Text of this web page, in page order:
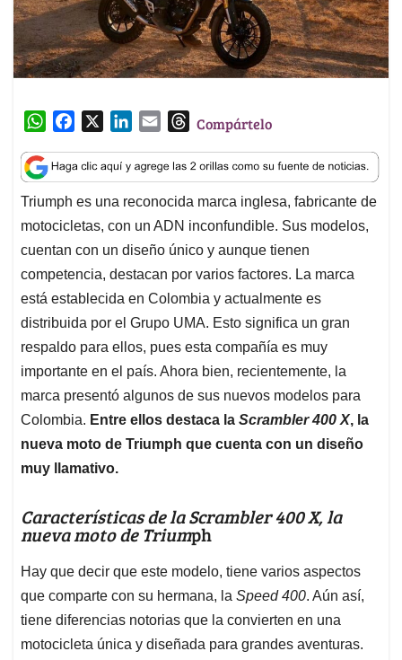
W
a
t
s
A
p
p
c
e
b
o
o
k
n
k
e
d
I
n
a
i
l
T
r
e
a
d
s
Compártelo
Triumph es una reconocida marca inglesa, fabricante de
motocicletas, con un ADN inconfundible. Sus modelos,
cuentan con un diseño único y aunque tienen
competencia, destacan por varios factores. La marca
está establecida en Colombia y actualmente es
distribuida por el Grupo UMA. Esto significa un gran
respaldo para ellos, pues esta compañía es muy
importante en el país. Ahora bien, recientemente, la
marca presentó algunos de sus nuevos modelos para
Colombia. Entre ellos destaca la Scrambler 400 X, la
nueva moto de Triumph que cuenta con un diseño
muy llamativo.
Características de la Scrambler 400 X, la
nueva moto de Triumph
Hay que decir que este modelo, tiene varios aspectos
que comparte con su hermana, la Speed 400. Aún así,
tiene diferencias notorias que la convierten en una
motocicleta única y diseñada para grandes aventuras.